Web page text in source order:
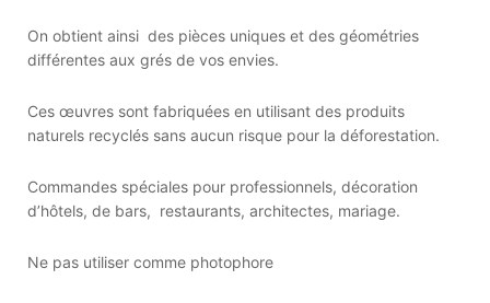
On obtient ainsi des pièces uniques et des géométries
différentes aux grés de vos envies.
Ces œuvres sont fabriquées en utilisant des produits
naturels recyclés sans aucun risque pour la déforestation.
Commandes spéciales pour professionnels, décoration
d’hôtels, de bars, restaurants, architectes, mariage.
Ne pas utiliser comme photophore